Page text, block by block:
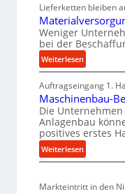
i
i
Lieferketten bleiben
Weniger
bei der
Weiterlesen:
M
a
t
e
r
i
a
l
e
Auftragseingang 1.
Maschinenbau-
Die
Anlagenbau
positives erstes
Weiterlesen:
M
s
Markteintritt in den